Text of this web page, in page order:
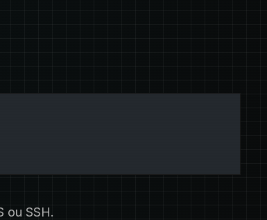
ou SSH.